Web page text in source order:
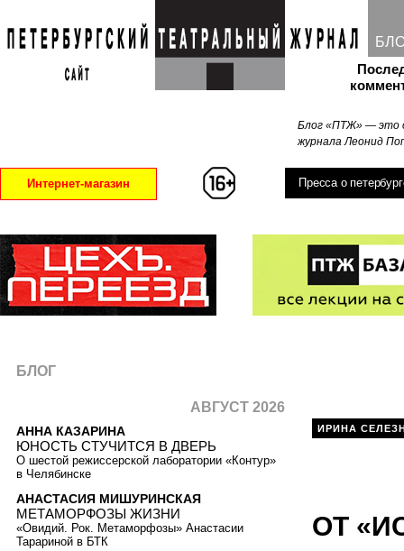
Блог «ПТЖ» — это
журнала Леонид
Интернет-магазин Пресса о
ИРИНА
ОТ
БЛОГ
АВГУСТ 2026
АННА КАЗАРИНА
ЮНОСТЬ СТУЧИТСЯ В ДВЕРЬ
О шестой режиссерской лаборатории «Контур»
в Челябинске
АНАСТАСИЯ МИШУРИНСКАЯ
МЕТАМОРФОЗЫ ЖИЗНИ
«Овидий. Рок. Метаморфозы» Анастасии
Тарариной в БТК